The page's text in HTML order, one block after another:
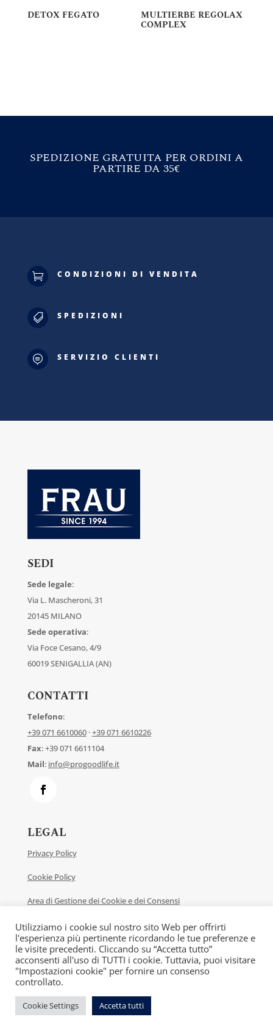
DETOX FEGATO MULTIERBE REGOLAX
COMPLEX
SPEDIZIONE GRATUITA PER ORDINI A
PARTIRE DA 35€
 CONDIZIONI DI VENDITA
 SPEDIZIONI
 SERVIZIO CLIENTI
SEDI
Sede legale:
Via L. Mascheroni, 31
20145 MILANO
Sede operativa:
Via Foce Cesano, 4/9
60019 SENIGALLIA (AN)
CONTATTI
Telefono:
+39 071 6610060·+39 071 6610226
Fax: +39 071 6611104
Mail: info@progoodlife.it
LEGAL
Privacy Policy
Cookie Policy
Area di Gestione dei Cookie e dei Consensi
PROGOODLIFE S.R.L. Partita IVA: 09861020965
Utilizziamo i cookie sul nostro sito Web per offrirti
l'esperienza più pertinente ricordando le tue preferenze e
le visite precedenti. Cliccando su “Accetta tutto”
acconsenti all'uso di TUTTI i cookie. Tuttavia, puoi visitare
"Impostazioni cookie" per fornire un consenso
controllato.
Cookie Settings Accetta tutti